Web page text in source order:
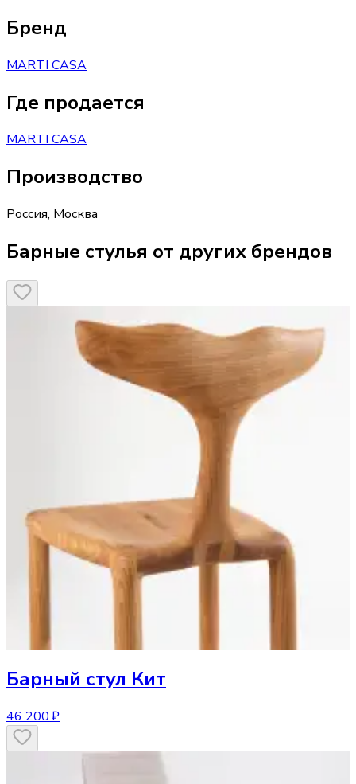
Бренд
MARTI CASA
Где продается
MARTI CASA
Производство
Россия, Москва
Барные стулья от других брендов
Барный стул Кит
46 200 ₽